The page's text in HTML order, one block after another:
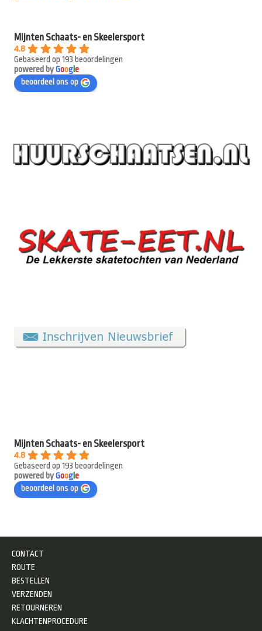
Mijnten Schaats- en Skeelersport
4.8
Gebaseerd op 193 beoordelingen
powered byGoogle
beoordeel ons op
Mijnten Schaats- en Skeelersport
4.8
Gebaseerd op 193 beoordelingen
powered byGooge
beoordeel ons op
CONTACT
ROUTE
BESTELLEN
VERZENDEN
RETOURNEREN
KLACHTENPROCEDURE